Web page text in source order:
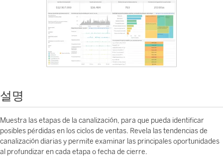
설명
Muestra las etapas de la canalización, para que pueda identificar
posibles pérdidas en los ciclos de ventas. Revela las tendencias de
canalización diarias y permite examinar las principales oportunidades
al profundizar en cada etapa o fecha de cierre.